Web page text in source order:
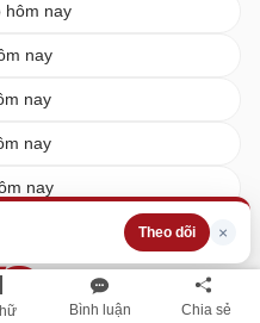
Bình luận Chia sẻ
Theo dõi ×
hôm nay
nay
nay
nay
nay